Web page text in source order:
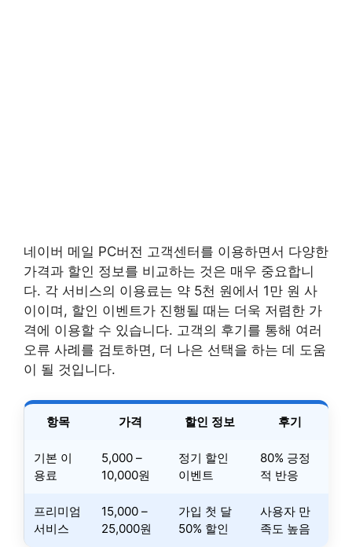
네이버 메일 PC버전 고객센터를 이용하면서 다양한
가격과 할인 정보를 비교하는 것은 매우 중요합니
다. 각 서비스의 이용료는 약 5천 원에서 1만 원 사
이이며, 할인 이벤트가 진행될 때는 더욱 저렴한 가
격에 이용할 수 있습니다. 고객의 후기를 통해 여러
오류 사례를 검토하면, 더 나은 선택을 하는 데 도움
이 될 것입니다.
항목 가격 할인 정보 후기
기본 이
용료
5,000 –
10,000원
정기 할인
이벤트
80% 긍정
적 반응
프리미엄
서비스
15,000 –
25,000원
가입 첫 달
50% 할인
사용자 만
족도 높음